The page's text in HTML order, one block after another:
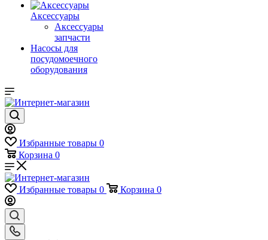
Аксессуары
Аксессуары
запчасти
Насосы для
посудомоечного
оборудования
Избранные товары 0
Корзина 0
Избранные товары 0 Корзина 0